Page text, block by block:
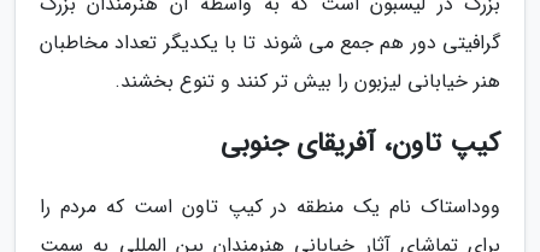
گرافیتی دور هم جمع می شوند تا با یکدیگر تعداد مخاطبان
هنر خیابانی لیزبون را بیش تر کنند و تنوع بخشند.
کیپ تاون، آفریقای جنوبی
ووداستاک نام یک منطقه در کیپ تاون است که مردم را
برای تماشای آثار خیابانی هنرمندان بین المللی به سمت